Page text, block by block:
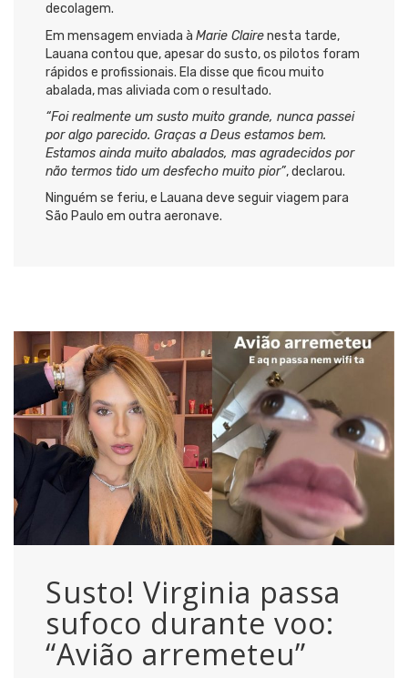
decolagem.
Em mensagem enviada à Marie Clairenesta tarde,
Lauana contou que, apesar do susto, os pilotos foram
rápidos e profissionais. Ela disse que ficou muito
abalada, mas aliviada com o resultado.
“Foi realmente um susto muito grande, nunca passei
por algo parecido. Graças a Deus estamos bem.
Estamos ainda muito abalados, mas agradecidos por
não termos tido um desfecho muito pior”, declarou.
Ninguém se feriu, e Lauana deve seguir viagem para
São Paulo em outra aeronave.
Susto! Virginia passa
sufoco durante voo:
“Avião arremeteu”